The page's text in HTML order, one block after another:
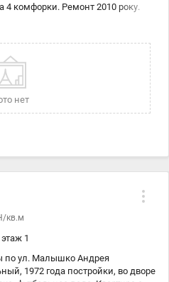
4 комфорки. Ремонт 2010 року.
замикається
супермаркети, аптеки, банки,
проживання.
Ашан ТЦ Дитячий Світ Ринок
Хороша та зручна транспортна
до всіх районів Києва. 40 тис
нет
кв.м
1
по ул. Малышко Андрея
1972 года постройки, во дворе